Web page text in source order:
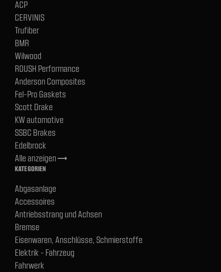
ACP
CERVINIS
Trufiber
BMR
Wilwood
ROUSH Performance
Anderson Composites
Fel-Pro Gaskets
Scott Drake
KW automotive
SSBC Brakes
Edelbrock
Alle anzeigentrending_flat
KATEGORIEN
Abgasanlage
Accessoires
Antriebsstrang und Achsen
Bremse
Eisenwaren, Anschlüsse, Schmierstoffe
Elektrik - Fahrzeug
Fahrwerk